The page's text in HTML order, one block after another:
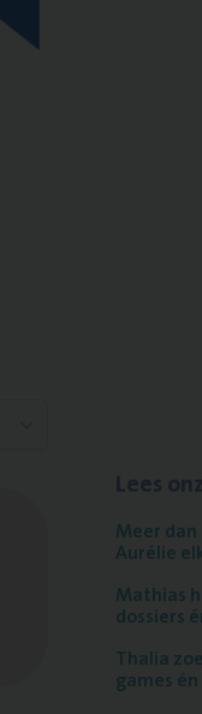
Meer dan
Aurélie
Mathias
dossiers
Thalia
games